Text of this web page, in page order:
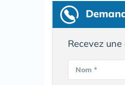
Recevez
Nom *